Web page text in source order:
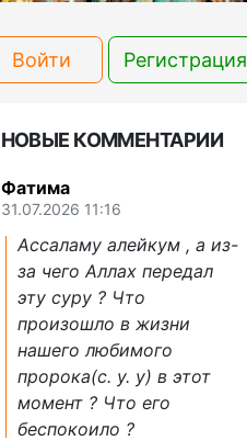
Войти Регистрация
НОВЫЕ КОММЕНТАРИИ
Фатима
31.07.2026 11:16
Ассаламу алейкум , а из-
за чего Аллах передал
эту суру ? Что
произошло в жизни
нашего любимого
пророка(с. у. у) в этот
момент ? Что его
беспокоило ?